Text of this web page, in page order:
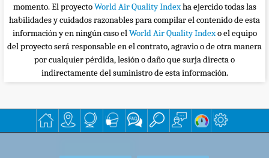
momento. El proyectoWorld Air Quality Indexha ejercido todas las
habilidades y cuidados razonables para compilar el contenido de esta
información y en ningún caso elWorld Air Quality Indexo el equipo
del proyecto será responsable en el contrato, agravio o de otra manera
por cualquier pérdida, lesión o daño que surja directa o
indirectamente del suministro de esta información.